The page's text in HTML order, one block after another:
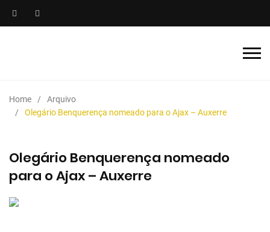
Home
Arquivo
Olegário Benquerença nomeado para o Ajax – Auxerre
Olegário Benquerença nomeado
para o Ajax – Auxerre